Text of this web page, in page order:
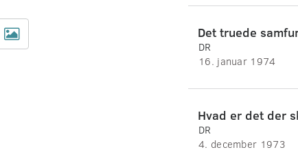
Det truede
DR
16. januar 1974
Hvad er det der
DR
4. december 1973